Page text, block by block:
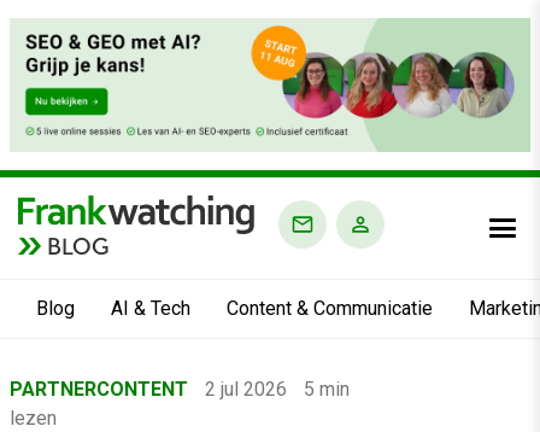
BLOG
Blog AI & Tech Content & Communicatie
›PARTNERCONTENT 2 jul 2026
5 min
lezen